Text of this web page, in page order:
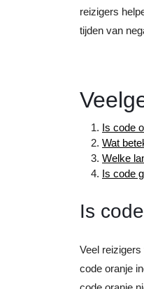
reizigers
tijden van
Is code
Wat
Welke
Is code
Is
Veel
code oranje